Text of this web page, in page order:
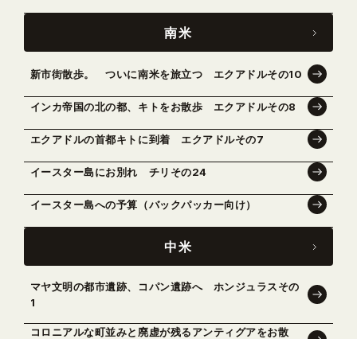
南米
新市街散歩。 ついに南米を旅立つ エクアドルその10
インカ帝国の北の都、キトをお散歩 エクアドルその8
エクアドルの首都キトに到着 エクアドルその7
イースター島にお別れ チリその24
イースター島への予算（バックパッカー向け）
中米
マヤ文明の都市遺跡、コパン遺跡へ ホンジュラスその
1
コロニアルな町並みと廃虚が残るアンティグアをお散